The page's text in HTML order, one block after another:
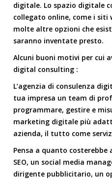
digitale. Lo spazio digitale
collegato online, come i
molte altre opzioni che
saranno inventate presto.
Alcuni buoni motivi per cui
digital consulting:
L’agenzia di consulenza
tua impresa un team di
programmare, gestire e
marketing digitale più
azienda, il tutto come
Pensa a quanto costerebbe
SEO, un social media
dirigente pubblicitario, un